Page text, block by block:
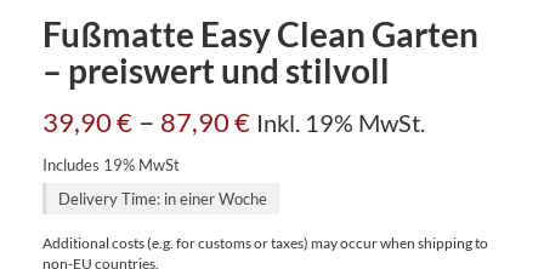
Fußmatte Easy Clean Garten
– preiswert und stilvoll
39,90€ – 87,90€ Inkl. 19% MwSt.
Includes 19% MwSt
Delivery Time: in einer Woche
Additional costs (e.g. for customs or taxes) may occur when shipping to
non-EU countries.